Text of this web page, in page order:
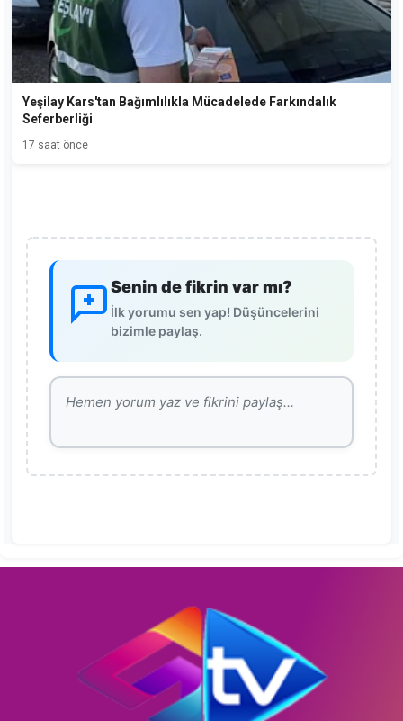
Yeşilay Kars'tan Bağımlılıkla Mücadelede Farkındalık
Seferberliği
17 saat önce
Senin de fikrin var mı?
İlk yorumu sen yap! Düşüncelerini
bizimle paylaş.